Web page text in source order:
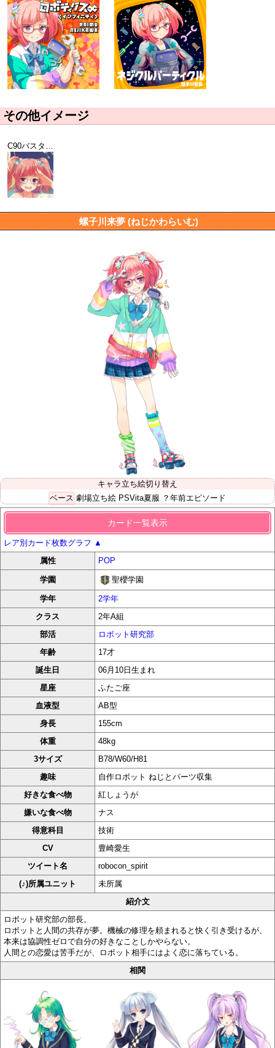
その他イメージ
C90バスタオルイメージ
螺子川来夢 (ねじかわらいむ)
キャラ立ち絵切り替え
ベース 劇場立ち絵 PSVita夏服 ？年前エピソード
カード一覧表示
レア別カード枚数グラフ ▲
属性
POP
学園 聖櫻学園
学年
2学年
クラス
2年A組
部活
ロボット研究部
年齢
17才
誕生日
06月10日生まれ
星座
ふたご座
血液型
AB型
身長
155cm
体重
48kg
3サイズ
B78/W60/H81
趣味
自作ロボット ねじとパーツ収集
好きな食べ物
紅しょうが
嫌いな食べ物
ナス
得意科目
技術
CV
豊崎愛生
ツイート名
robocon_spirit
(♪)所属ユニット
未所属
紹介文
ロボット研究部の部長。
ロボットと人間の共存が夢。機械の修理を頼まれると快く引き受けるが、
本来は協調性ゼロで自分の好きなことしかやらない。
人間との恋愛は苦手だが、ロボット相手にはよく恋に落ちている。
相関